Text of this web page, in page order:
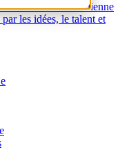
économie canadienne
les idées, le talent et